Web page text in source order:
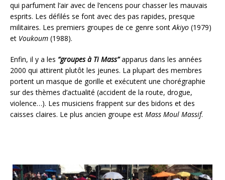
qui parfument l’air avec de l’encens pour chasser les mauvais
esprits. Les défilés se font avec des pas rapides, presque
militaires. Les premiers groupes de ce genre sontAkiyo (1979)
et Voukoum (1988).
Enfin, il y a les “groupes à Ti Mass”apparus dans les années
2000 qui attirent plutôt les jeunes. La plupart des membres
portent un masque de gorille et exécutent une chorégraphie
sur des thèmes d’actualité (accident de la route, drogue,
violence…). Les musiciens frappent sur des bidons et des
caisses claires. Le plus ancien groupe est Mass Moul Massif.